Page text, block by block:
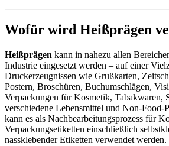
Wofür wird Heißprägen
Heißprägen kann in nahezu allen
Industrie eingesetzt werden – auf einer
Druckerzeugnissen wie Grußkarten,
Postern, Broschüren, Buchumschlägen,
Verpackungen für Kosmetik, Tabakwaren,
verschiedene Lebensmittel und Non-Food-
kann es als Nachbearbeitungsprozess für
Verpackungsetiketten einschließlich
nassklebender Etiketten verwendet werden.